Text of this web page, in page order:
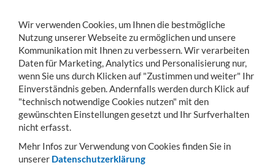
Toggle
navigation
MENÜ KONTO WARENKORB
Sie sind hier: Transportwagen Schwerlastindustrieanhänger
Wir verwenden Cookies, um Ihnen die bestmögliche
Nutzung unserer Webseite zu ermöglichen und unsere
Kommunikation mit Ihnen zu verbessern. Wir verarbeiten
Daten für Marketing, Analytics und Personalisierung nur,
wenn Sie uns durch Klicken auf "Zustimmen und weiter" Ihr
Einverständnis geben. Andernfalls werden durch Klick auf
"technisch notwendige Cookies nutzen" mit den
gewünschten Einstellungen gesetzt und Ihr Surfverhalten
nicht erfasst.
Mehr Infos zur Verwendung von Cookies finden Sie in
unserer Datenschutzerklärung